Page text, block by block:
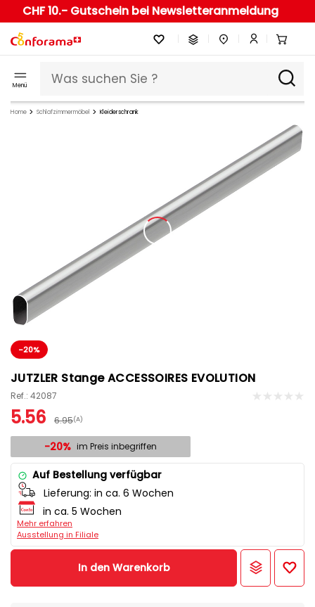
CHF 10.- Gutschein bei Newsletteranmeldung
Menü
Home Schlafzimmermöbel Kleiderschrank
-20%
JUTZLER Stange ACCESSOIRES EVOLUTION
Ref.: 42087
5.56 6.95(A)
-20% im Preis inbegriffen
Auf Bestellung verfügbar
Lieferung: in ca. 6 Wochen
in ca. 5 Wochen
Mehr erfahren
Ausstellung in Filiale
In den Warenkorb